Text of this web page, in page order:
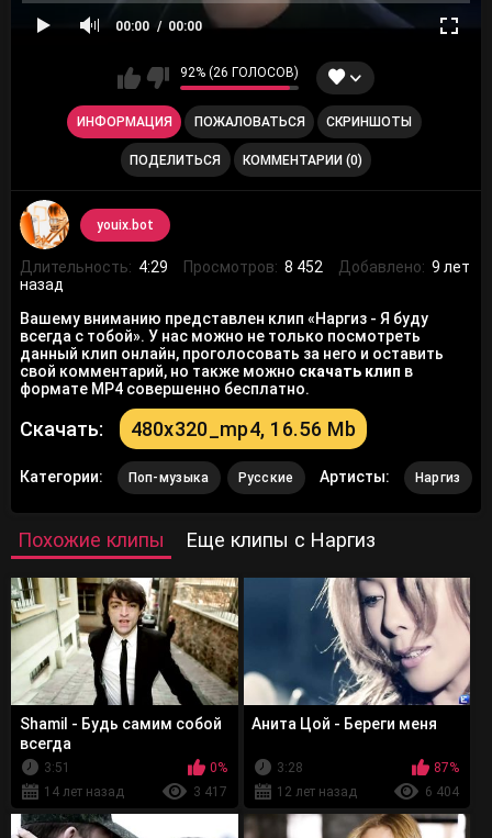
00:00 00:00
92% (26 ГОЛОСОВ)
ИНФОРМАЦИЯ ПОЖАЛОВАТЬСЯ СКРИНШОТЫ
ПОДЕЛИТЬСЯ КОММЕНТАРИИ (0)
youix.bot
Длительность: 4:29 Просмотров: 8 452 Добавлено: 9 лет
назад
Вашему вниманию представлен клип «Наргиз - Я буду
всегда с тобой». У нас можно не только посмотреть
данный клип онлайн, проголосовать за него и оставить
свой комментарий, но также можно скачать клип в
формате MP4 совершенно бесплатно.
Скачать: 480x320_mp4, 16.56 Mb
Категории: Поп-музыка Русские Артисты: Наргиз
Похожие клипы Еще клипы с Наргиз
Shamil - Будь самим собой
всегда
3:51
0%
14 лет назад
3 417
Анита Цой - Береги меня
3:28
87%
12 лет назад
6 404